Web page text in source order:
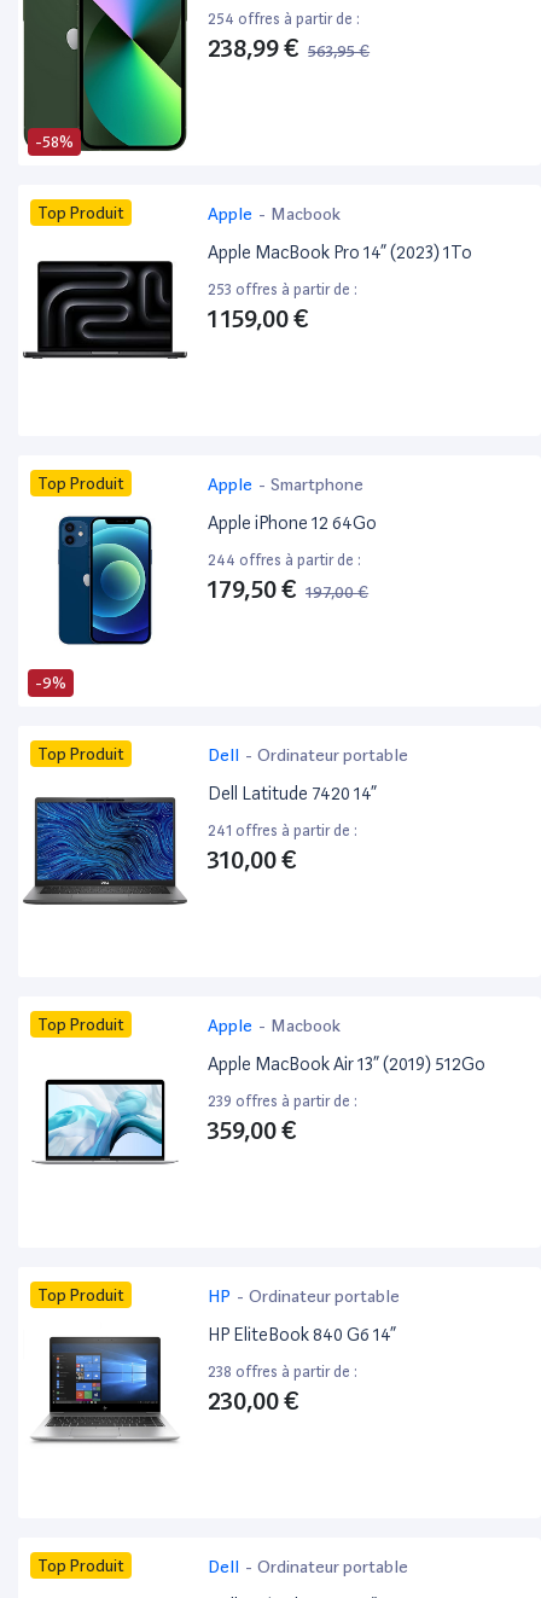
-58%
254 offres à partir de :
238,99 € 563,95 €
Top Produit Apple - Macbook
Apple MacBook Pro 14” (2023) 1To
253 offres à partir de :
1 159,00 €
-9%
Top Produit Apple - Smartphone
Apple iPhone 12 64Go
244 offres à partir de :
179,50 € 197,00 €
Top Produit Dell - Ordinateur portable
Dell Latitude 7420 14”
241 offres à partir de :
310,00 €
Top Produit Apple - Macbook
Apple MacBook Air 13” (2019) 512Go
239 offres à partir de :
359,00 €
Top Produit HP - Ordinateur portable
HP EliteBook 840 G6 14”
238 offres à partir de :
230,00 €
Top Produit Dell - Ordinateur portable